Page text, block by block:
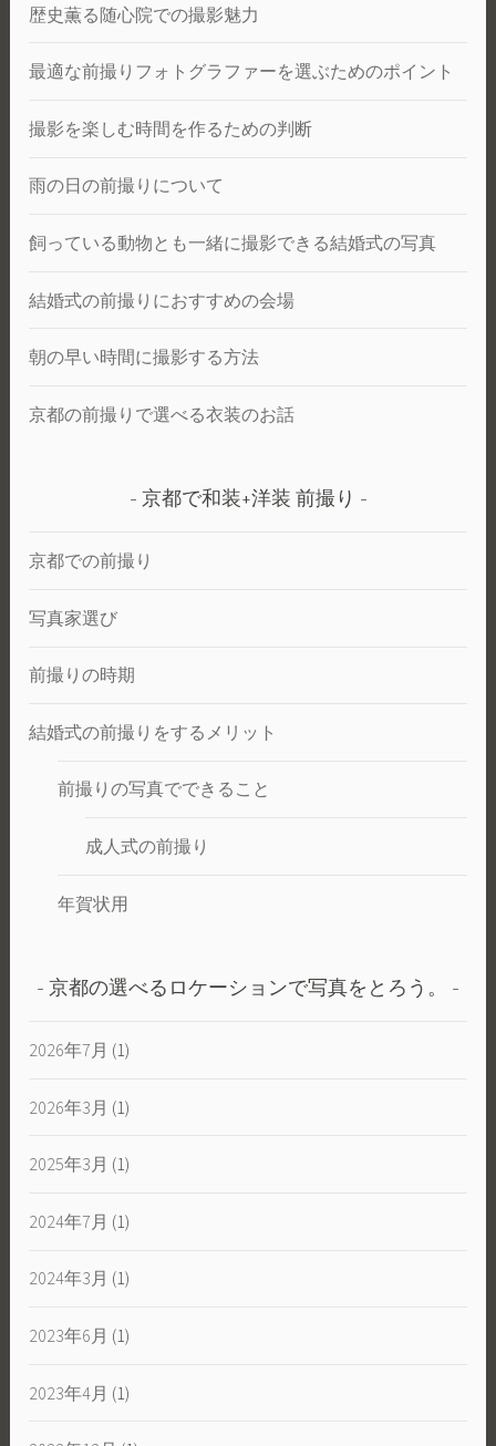
歴史薫る随心院での撮影魅力
最適な前撮りフォトグラファーを選ぶためのポイント
撮影を楽しむ時間を作るための判断
雨の日の前撮りについて
飼っている動物とも一緒に撮影できる結婚式の写真
結婚式の前撮りにおすすめの会場
朝の早い時間に撮影する方法
京都の前撮りで選べる衣装のお話
京都で和装+洋装 前撮り
京都での前撮り
写真家選び
前撮りの時期
結婚式の前撮りをするメリット
前撮りの写真でできること
成人式の前撮り
年賀状用
京都の選べるロケーションで写真をとろう。
2026年7月 (1)
2026年3月 (1)
2025年3月 (1)
2024年7月 (1)
2024年3月 (1)
2023年6月 (1)
2023年4月 (1)